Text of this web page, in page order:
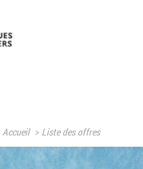
Accueil Liste des offres